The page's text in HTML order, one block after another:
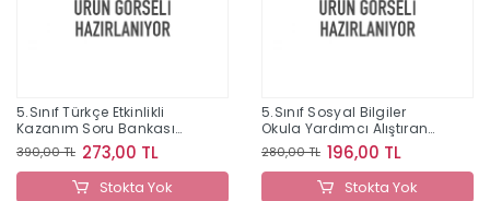
5.Sınıf Türkçe Etkinlikli
Kazanım Soru Bankası
2022
390,00 TL 273,00 TL
Stokta Yok
5.Sınıf Sosyal Bilgiler
Okula Yardımcı Alıştıran
Defter
280,00 TL 196,00 TL
Stokta Yok